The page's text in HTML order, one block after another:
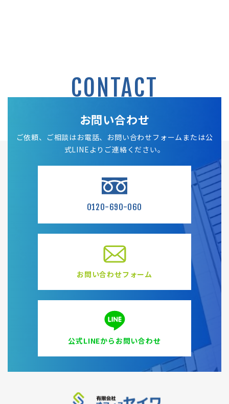
CONTACT
お問い合わせ
ご依頼、ご相談はお電話、お問い合わせフォームまたは公
式LINEよりご連絡ください。
0120-690-060
お問い合わせフォーム
公式LINEからお問い合わせ